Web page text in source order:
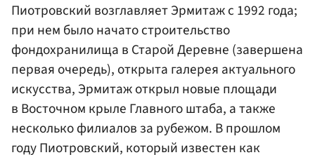
Пиотровский возглавляет Эрмитаж с 1992 года;
при нем было начато строительство
фондохранилища в Старой Деревне (завершена
первая очередь), открыта галерея актуального
искусства, Эрмитаж открыл новые площади
в Восточном крыле Главного штаба, а также
несколько филиалов за рубежом. В прошлом
году Пиотровский, который известен как